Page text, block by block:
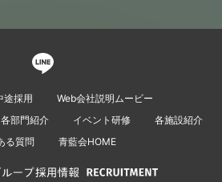
途採用
Web会社説明ムービー
各部門紹介 イベント研修
各施設紹介
る質問
青藍会HOME